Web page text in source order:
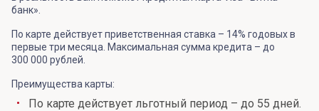
банк».
По карте действует приветственная ставка – 14% годовых в
первые три месяца. Максимальная сумма кредита – до
300 000 рублей.
Преимущества карты:
По карте действует льготный период – до 55 дней.